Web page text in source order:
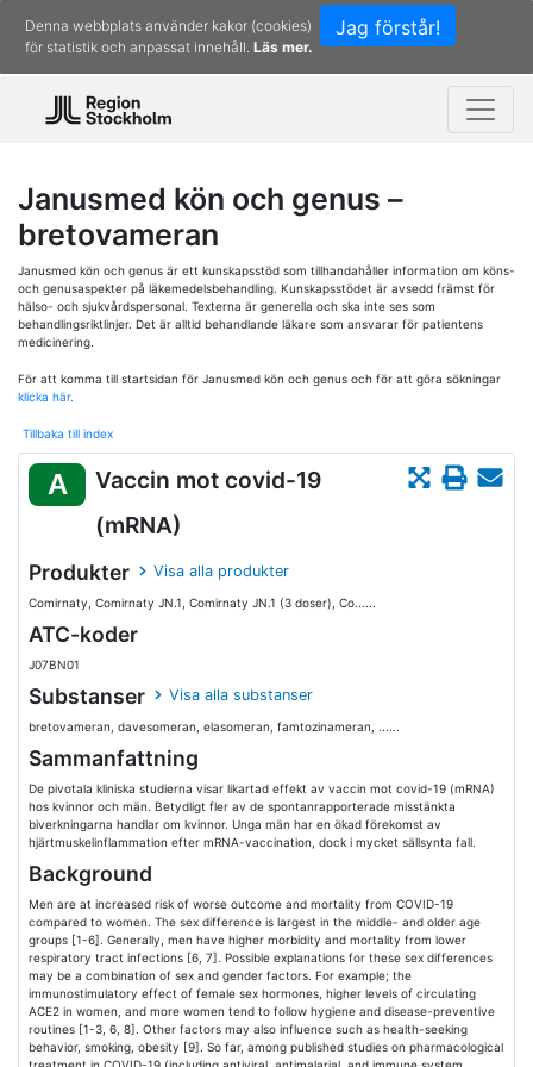
Jag förstår!
Denna webbplats använder kakor (cookies)
för statistik och anpassat innehåll. Läs mer.
Janusmed kön och genus –
bretovameran
Janusmed kön och genus är ett kunskapsstöd som tillhandahåller information om köns-
och genusaspekter på läkemedelsbehandling. Kunskapsstödet är avsedd främst för
hälso- och sjukvårdspersonal. Texterna är generella och ska inte ses som
behandlingsriktlinjer. Det är alltid behandlande läkare som ansvarar för patientens
medicinering.
För att komma till startsidan för Janusmed kön och genus och för att göra sökningar
klicka här.
Tillbaka till index
A
Vaccin mot covid-19
(mRNA)
Produkter Visa alla produkter
Comirnaty, Comirnaty JN.1, Comirnaty JN.1 (3 doser), Co......
ATC-koder
J07BN01
Substanser Visa alla substanser
bretovameran, davesomeran, elasomeran, famtozinameran, ......
Sammanfattning
De pivotala kliniska studierna visar likartad effekt av vaccin mot covid-19 (mRNA)
hos kvinnor och män. Betydligt fler av de spontanrapporterade misstänkta
biverkningarna handlar om kvinnor. Unga män har en ökad förekomst av
hjärtmuskelinflammation efter mRNA-vaccination, dock i mycket sällsynta fall.
Background
Men are at increased risk of worse outcome and mortality from COVID-19
compared to women. The sex difference is largest in the middle- and older age
groups [1-6]. Generally, men have higher morbidity and mortality from lower
respiratory tract infections [6, 7]. Possible explanations for these sex differences
may be a combination of sex and gender factors. For example; the
immunostimulatory effect of female sex hormones, higher levels of circulating
ACE2 in women, and more women tend to follow hygiene and disease-preventive
routines [1-3, 6, 8]. Other factors may also influence such as health-seeking
behavior, smoking, obesity [9]. So far, among published studies on pharmacological